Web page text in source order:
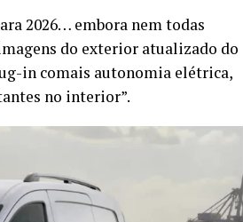
2026… embora nem todas
do exterior atualizado do
in comais autonomia elétrica,
no interior”.